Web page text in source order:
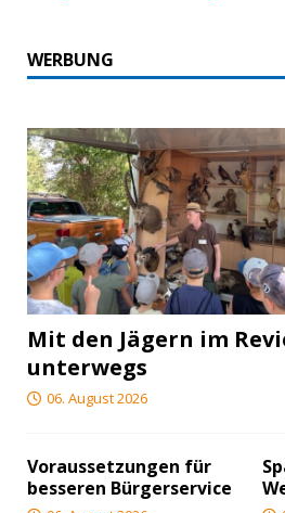
WERBUNG
Mit den Jägern im
unterwegs
06. August 2026
Voraussetzungen für
besseren Bürgerservice